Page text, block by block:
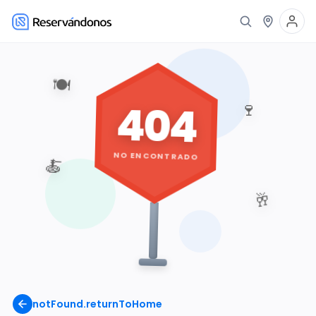
notFound.returnToHome
🍽️
🍷
🥂
🍝
404
NO ENCONTRADO